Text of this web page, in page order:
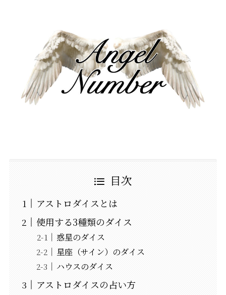
目次
アストロダイスとは
使用する3種類のダイス
惑星のダイス
星座（サイン）のダイス
ハウスのダイス
アストロダイスの占い方